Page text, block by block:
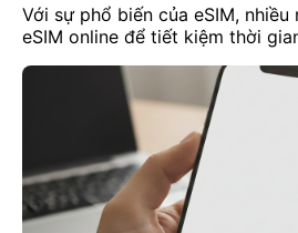
Với sự phổ biến của eSIM, nhiều
eSIM online để tiết kiệm thời
không cẩn thận, bạn có thể gặp
không hoạt động hoặc lừa đảo
của Lucky Sim […]